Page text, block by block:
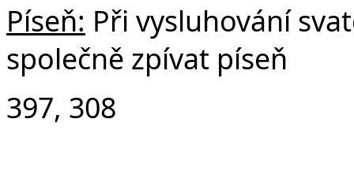
Píseň: Při vysluhování
společně zpívat píseň
397, 308